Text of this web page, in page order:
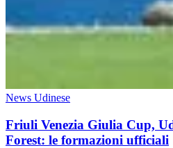
News Udinese
Friuli Venezia Giulia Cup,
Forest: le formazioni ufficiali